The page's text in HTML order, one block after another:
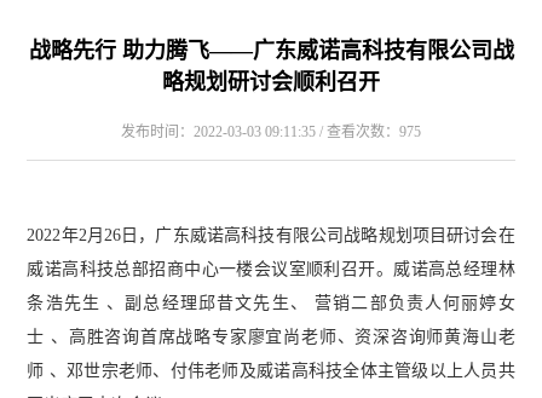
战略先行 助力腾飞——广东威诺高科技有限公司战
略规划研讨会顺利召开
发布时间：2022-03-03 09:11:35 / 查看次数：975
2022年2月26日，广东威诺高科技有限公司战略规划项目研讨会在
威诺高科技总部招商中心一楼会议室顺利召开。威诺高总经理林
条浩先生 、副总经理邱昔文先生、 营销二部负责人何丽婷女
士 、高胜咨询首席战略专家廖宜尚老师、资深咨询师黄海山老
师 、邓世宗老师、付伟老师及威诺高科技全体主管级以上人员共